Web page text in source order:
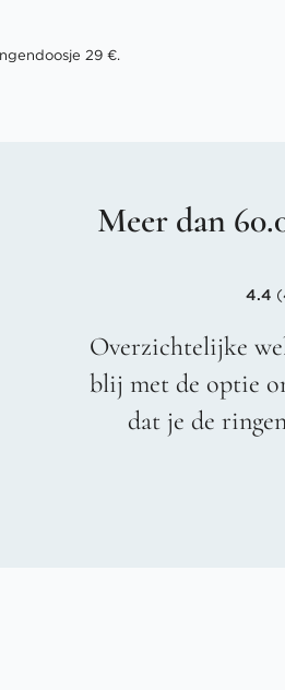
29 €.
Meer dan
4.4
Overzichtelijke
blij met de optie
dat je de